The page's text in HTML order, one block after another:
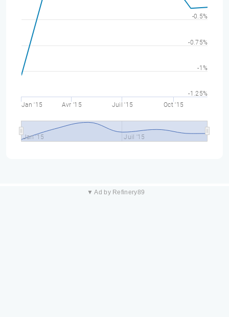
Jan '15 Avr '15 Juil '15 Oct '15
Jan '15 Juil '15
-1.25%
-1%
-0.75%
-0.5%
▼ Ad by Refinery89